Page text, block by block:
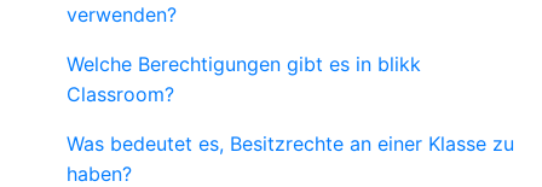
verwenden?
Welche Berechtigungen gibt es in blikk
Classroom?
Was bedeutet es, Besitzrechte an einer Klasse zu
haben?